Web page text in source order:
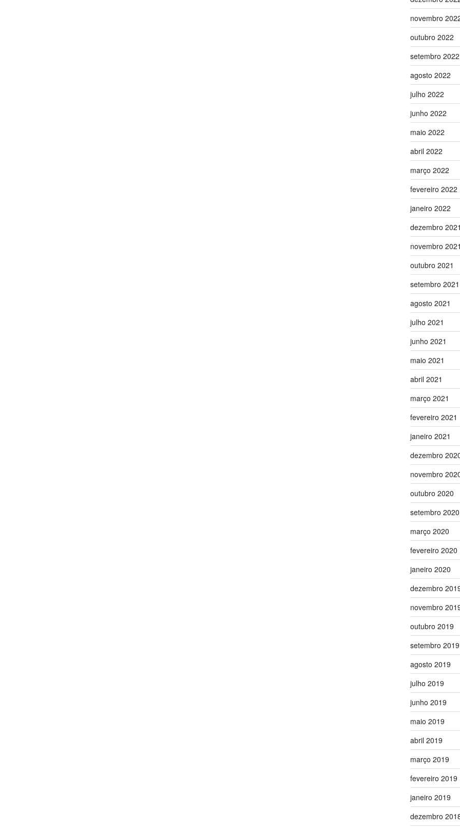
novembro
outubro 2022
setembro 2022
agosto 2022
julho 2022
junho 2022
maio 2022
abril 2022
março 2022
fevereiro 2022
janeiro 2022
dezembro
novembro
outubro 2021
setembro 2021
agosto 2021
julho 2021
junho 2021
maio 2021
abril 2021
março 2021
fevereiro 2021
janeiro 2021
dezembro
novembro
outubro 2020
setembro 2020
março 2020
fevereiro 2020
janeiro 2020
dezembro
novembro
outubro 2019
setembro 2019
agosto 2019
julho 2019
junho 2019
maio 2019
abril 2019
março 2019
fevereiro 2019
janeiro 2019
dezembro